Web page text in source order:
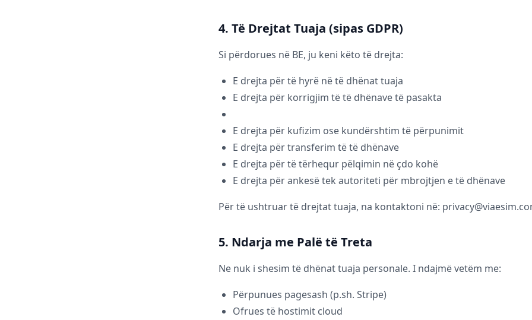
4. Të Drejtat Tuaja (sipas GDPR)
Si përdorues në BE, ju keni këto të drejta:
E drejta për të hyrë në të dhënat tuaja
E drejta për korrigjim të të dhënave të pasakta
E drejta për kufizim ose kundërshtim të përpunimit
E drejta për transferim të të dhënave
E drejta për të tërhequr pëlqimin në çdo kohë
E drejta për ankesë tek autoriteti për mbrojtjen e të dhënave
Për të ushtruar të drejtat tuaja, na kontaktoni në:
5. Ndarja me Palë të Treta
Ne nuk i shesim të dhënat tuaja personale. I ndajmë vetëm me:
Përpunues pagesash (p.sh. Stripe)
Ofrues të hostimit cloud